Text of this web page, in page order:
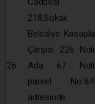
26
218.Sokak
Belediye
Çarşısı 226
Ada 67
parsel No:8/
adresinde